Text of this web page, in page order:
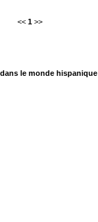
<< 1 >>
le monde hispanique